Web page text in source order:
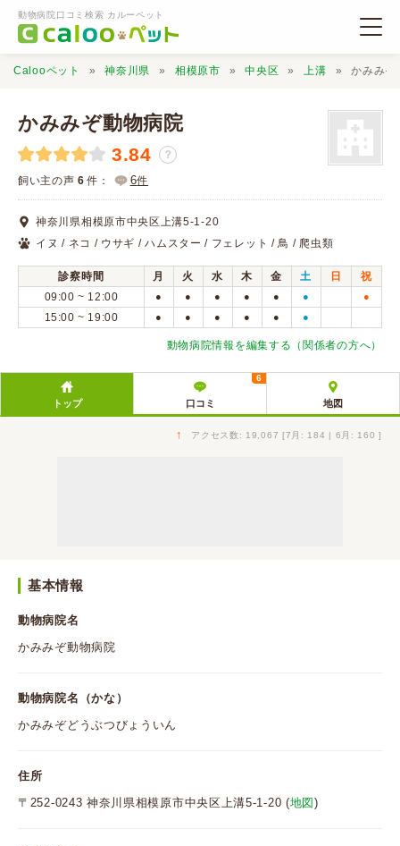
動物病院口コミ検索 カルーペット
動物病院検索
口コミ検索
Calooペットとは？
Calooペット 神奈川県 相模原市 中央区 上溝 かみみぞ
かみみぞ動物病院
3.84 ？
飼い主の声 6 件： 6件
神奈川県相模原市中央区上溝5-1-20
イヌ / ネコ / ウサギ / ハムスター / フェレット / 鳥 / 爬虫類
診察時間 月 火 水 木 金 土 日
祝
09:00 ~ 12:00
● ● ● ● ● ● ●
15:00 ~ 19:00 ● ● ● ● ● ●
動物病院情報を編集する（関係者の方へ）
トップ 口コミ
6
地図
↑ アクセス数: 19,067 [7月: 184 | 6月: 160 ]
基本情報
動物病院名
かみみぞ動物病院
動物病院名（かな）
かみみぞどうぶつびょういん
住所
〒252-0243 神奈川県相模原市中央区上溝5-1-20 (地図)